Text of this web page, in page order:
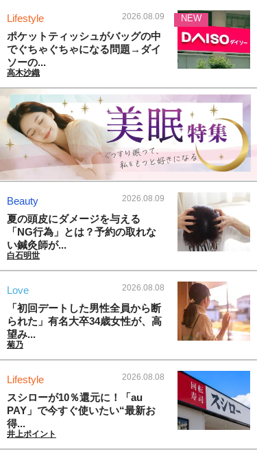
Lifestyle 2026.08.09
ポケットティッシュがバッグの中
でぐちゃぐちゃになる問題→ダイ
ソーの...
高木沙織
NEW
Beauty 2026.08.09
夏の頭皮にダメージを与える
「NG行為」とは？予約の取れな
い鍼灸師が...
白石明世
Love 2026.08.08
「初回デートした男性全員から断
られた」有名大卒34歳女性が、高
望み...
菊乃
Lifestyle 2026.08.08
スシローが10％還元に！「au
PAY」で今すぐ使いたい“最新お
得...
井上ポイント